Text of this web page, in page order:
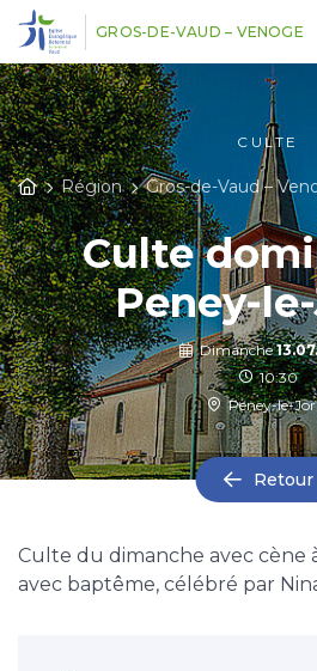
GROS-DE-VAUD – VENOGE
CULTE
Région Gros-de-Vaud –
Culte
Peney-
Dimanche
10:30
Peney-le-
Retour
Culte du dimanche avec cène
avec baptême, célébré par
Panneau de gestion des cookies